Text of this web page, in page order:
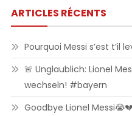
ARTICLES RÉCENTS
Pourquoi Messi s’est t’il
🚨 Unglaublich: Lionel
wechseln! #bayern
Goodbye Lionel